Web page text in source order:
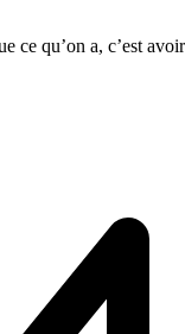
ce qu’on a, c’est